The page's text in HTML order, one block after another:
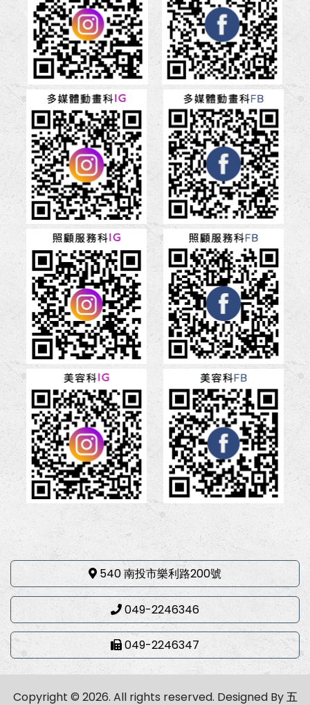
540 南投市樂利路200號
049-2246346
049-2246347
Copyright © 2026. All rights reserved. Designed By五